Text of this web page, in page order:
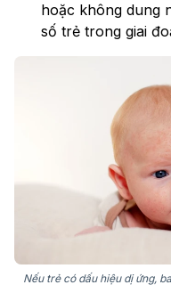
hoặc không dung
số trẻ trong giai
Nếu trẻ có dấu hiệu dị ứng,